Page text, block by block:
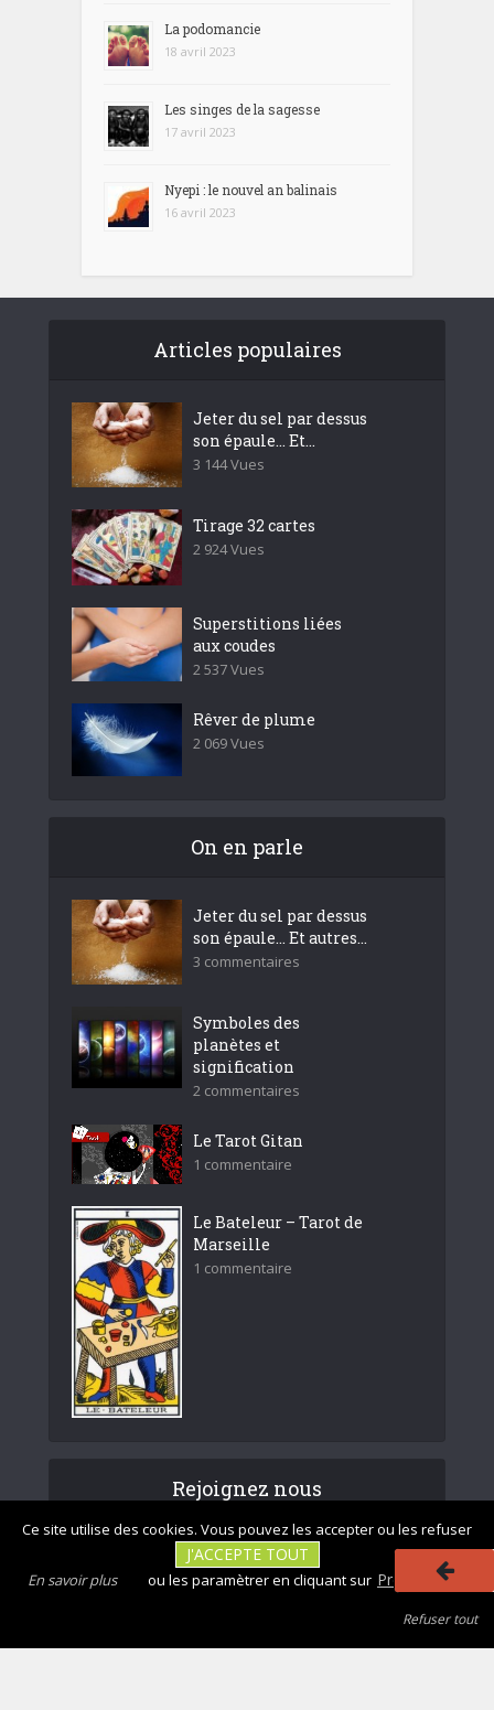
La podomancie
18 avril 2023
Les singes de la sagesse
17 avril 2023
Nyepi : le nouvel an balinais
16 avril 2023
Articles populaires
Jeter du sel par dessus
son épaule… Et...
3 144 Vues
Tirage 32 cartes
2 924 Vues
Superstitions liées
aux coudes
2 537 Vues
Rêver de plume
2 069 Vues
On en parle
Jeter du sel par dessus
son épaule… Et autres...
3 commentaires
Symboles des
planètes et
signification
2 commentaires
Le Tarot Gitan
1 commentaire
Le Bateleur – Tarot de
Marseille
1 commentaire
Rejoignez nous
Ce site utilise des cookies. Vous pouvez les accepter ou les refuser
J'ACCEPTE TOUT
ou les paramètrer en cliquant sur Préférences
En savoir plus
Refuser tout